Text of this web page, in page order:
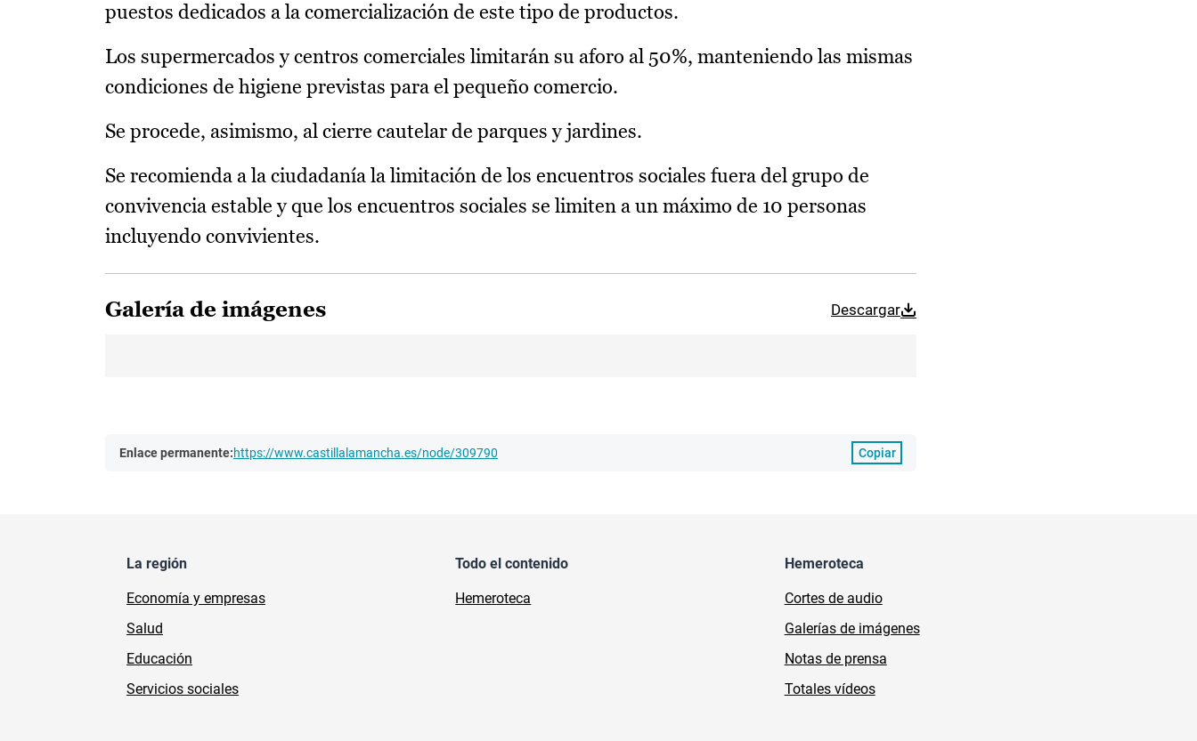
puestos dedicados a la comercialización de este tipo de productos.
Los supermercados y centros comerciales limitarán su aforo al 50%, manteniendo las mismas
condiciones de higiene previstas para el pequeño comercio.
Se procede, asimismo, al cierre cautelar de parques y jardines.
Se recomienda a la ciudadanía la limitación de los encuentros sociales fuera del grupo de
convivencia estable y que los encuentros sociales se limiten a un máximo de 10 personas
incluyendo convivientes.
Galería de imágenes Descargar
Enlace permanente:https://www.castillalamancha.es/node/309790 Copiar
La región
Economía y empresas
Salud
Educación
Servicios sociales
Todo el contenido
Hemeroteca
Hemeroteca
Cortes de audio
Galerías de imágenes
Notas de prensa
Totales vídeos